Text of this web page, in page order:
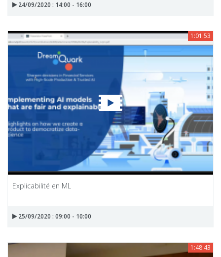
24/09/2020 : 14:00 - 16:00
1:01:53
Explicabilité en ML
25/09/2020 : 09:00 - 10:00
1:48:43